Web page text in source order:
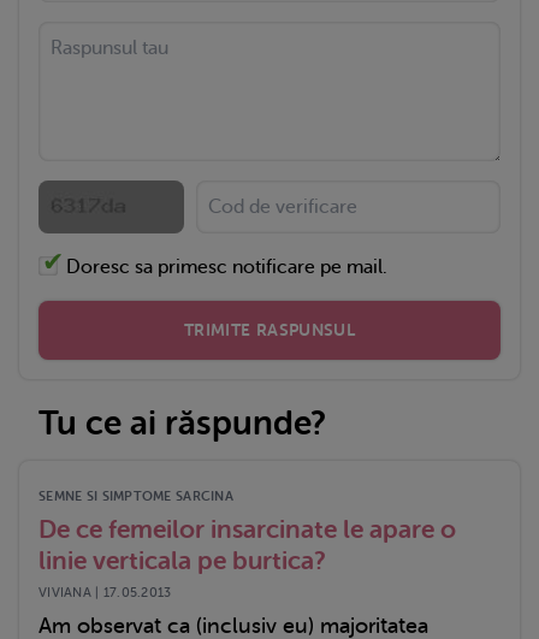
Doresc sa primesc notificare pe mail.
TRIMITE RASPUNSUL
Tu ce ai răspunde?
SEMNE SI SIMPTOME SARCINA
De ce femeilor insarcinate le apare o
linie verticala pe burtica?
VIVIANA | 17.05.2013
Am observat ca (inclusiv eu) majoritatea